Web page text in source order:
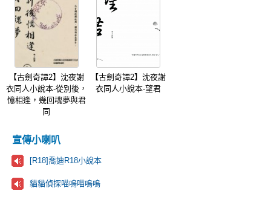
【古劍奇譚2】沈夜謝
衣同人小說本-從別後，
憶相逢，幾回魂夢與君
同
【古劍奇譚2】沈夜謝
衣同人小說本-望君
宣傳小喇叭
[R18]喬迪R18小說本
貓貓偵探喵嗚喵嗚嗚